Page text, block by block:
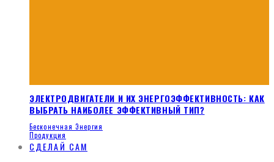
ЭЛЕКТРОДВИГАТЕЛИ И ИХ ЭНЕРГОЭФФЕКТИВНОСТЬ: КАК
ВЫБРАТЬ НАИБОЛЕЕ ЭФФЕКТИВНЫЙ ТИП?
Бесконечная Энергия
Продукция
СДЕЛАЙ САМ